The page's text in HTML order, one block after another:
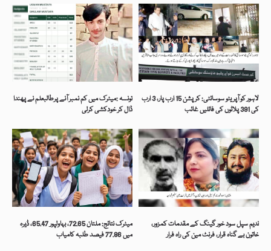
تونسہ :میٹرک میں کم نمبر آنے پرطالبعلم نے پھندا
ڈال کر خودکشی کرلی
لاہور کو آپریٹو سوسائٹی: کرپشن 15 ارب پار، 3 ارب
کی 391 پلاٹوں کی فائلیں غائب
میٹرک نتائج: ملتان 72.65، بہاولپور 65.47، ڈیرہ
میں 77.86 فیصد طلبہ کامیاب
ندیم سپل سود خور گینگ کے مقدمات کمزور،
خاتون بے گناہ قرار، فرنٹ مین کی راہ فرار